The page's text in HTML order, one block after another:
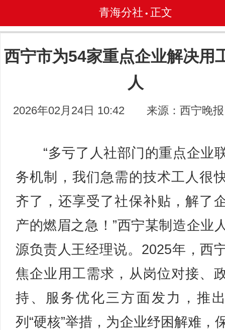
青海分社 • 正文
西宁市为54家重点企业解决用
人
2026年02月24日 10:42 来源：西宁晚报
“多亏了人社部门的重点企业
务机制，我们急需的技术工人很
齐了，还享受了社保补贴，解了
产的燃眉之急！”西宁某制造企业
源负责人王经理说。2025年，西
焦企业用工需求，从岗位对接、
持、服务优化三方面发力，推
列“硬核”举措，为企业纾困解难，